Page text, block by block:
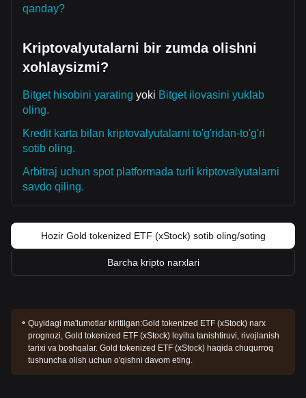
qanday?
Kriptovalyutalarni bir zumda olishni
xohlaysizmi?
Bitget hisobini yarating yoki Bitget ilovasini yuklab
oling.
Kredit karta bilan kriptovalyutalarni to'g'ridan-to'g'ri
sotib oling.
Arbitraj uchun spot platformada turli kriptovalyutalarni
savdo qiling.
Hozir Gold tokenized ETF (xStock) sotib oling/soting
Barcha kripto narxlari
Quyidagi ma'lumotlar kiritilgan:Gold tokenized ETF (xStock) narx
prognozi, Gold tokenized ETF (xStock) loyiha tanishtiruvi, rivojlanish
tarixi va boshqalar. Gold tokenized ETF (xStock) haqida chuqurroq
tushuncha olish uchun o'qishni davom eting.